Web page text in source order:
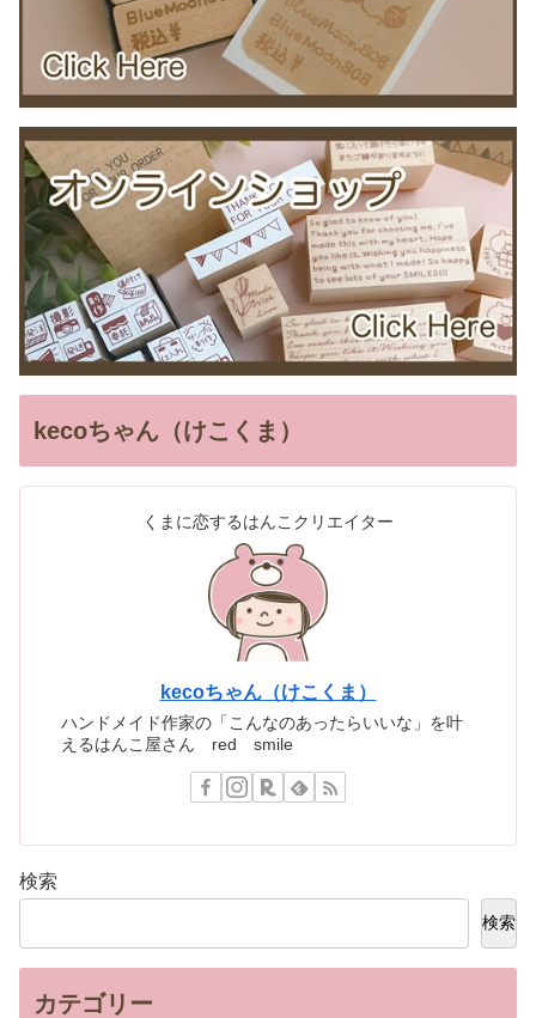
kecoちゃん（けこくま）
くまに恋するはんこクリエイター
kecoちゃん（けこくま）
ハンドメイド作家の「こんなのあったらいいな」を叶
えるはんこ屋さん red smile
検索
検索
カテゴリー